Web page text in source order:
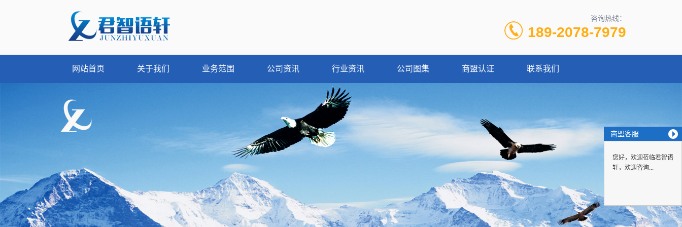
咨询热线：
189-2078-7979
网站首页 关于我们 业务范围 公司资讯 行业资讯 公司图集 商盟认证 联系我们
商盟客服
您好，欢迎莅临君智语
轩，欢迎咨询...